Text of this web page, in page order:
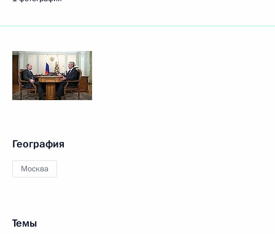
География
Москва
Темы